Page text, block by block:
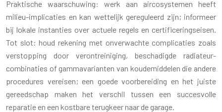
Praktische waarschuwing: werk aan aircosystemen heeft
milieu-implicaties en kan wettelijk gereguleerd zijn; informeer
bij lokale instanties over actuele regels en certificeringseisen.
Tot slot: houd rekening met onverwachte complicaties zoals
verstopping door verontreiniging, beschadigde radiateur-
combinaties of gammavarianten van koudemiddelen die andere
procedures vereisen; een goede voorbereiding en het juiste
gereedschap maken het verschil tussen een succesvolle
reparatie en een kostbare terugkeer naar de garage.